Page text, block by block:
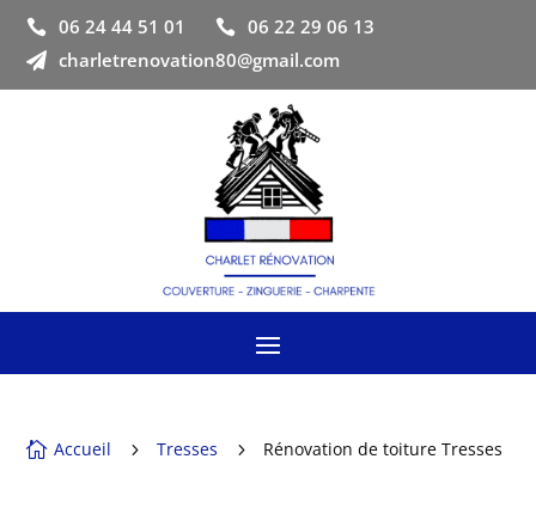
 06 24 44 51 01  06 22 29 06 13
 charletrenovation80@gmail.com
 Accueil 5 Tresses 5 Rénovation de toiture Tresses